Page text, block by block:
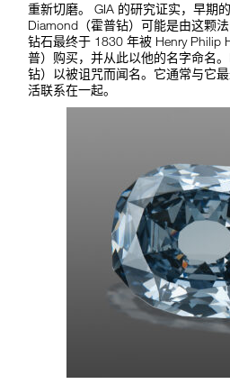
重新切磨。 GIA 的研究证实，早期
Diamond（霍普钻）可能是由这颗
钻石最终于 1830 年被 Henry Philip
普）购买，并从此以他的名字命名
钻）以被诅咒而闻名。它通常与它
活联系在一起。